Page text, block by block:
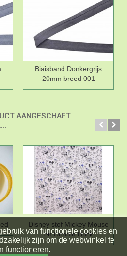
Biaisband Donkergrijs
20mm breed 001
AANGESCHAFT
Disney stof Mickey Mouse
en Donald Duck
van functionele cookies en
zijn om de webwinkel te
functioneren.